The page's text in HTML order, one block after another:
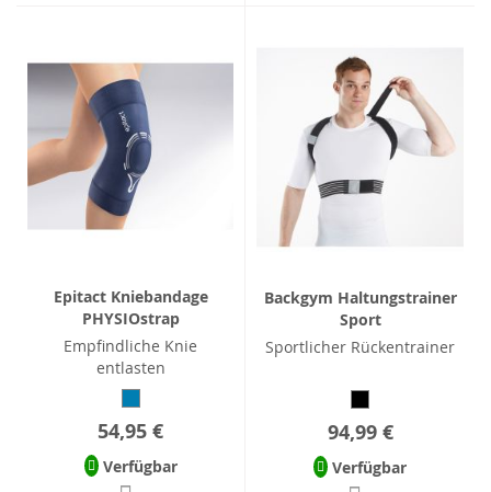
Epitact Kniebandage
PHYSIOstrap
Empfindliche Knie
entlasten
54,95 €
Verfügbar
Backgym Haltungstrainer
Sport
Sportlicher Rückentrainer
94,99 €
Verfügbar